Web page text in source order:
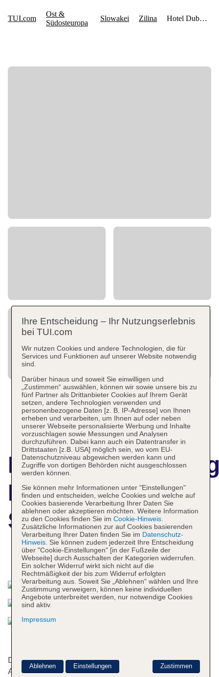
Hotel Dubná
Skala
Das bietet Ihre Unterkunft
Das Hotel bietet 37 Zimmer und verfügt über einen
Aufzug. Englischsprachiges Personal an der
Ihre Entscheidung – Ihr Nutzungserlebnis
bei TUI.com
Wir nutzen Cookies und andere Technologien, die für
Services und Funktionen auf unserer Website notwendig
sind.
Darüber hinaus und soweit Sie einwilligen und
„Zustimmen“ auswählen, können wir sowie unsere bis zu
fünf Partner als Drittanbieter Cookies auf Ihrem Gerät
setzen, andere Technologien verwenden und
personenbezogene Daten [z. B. IP-Adresse] von Ihnen
erheben und verarbeiten, um Ihnen auf oder neben
unserer Webseite personalisierte Werbung und Inhalte
vorzuschlagen sowie Messungen und Analysen
durchzuführen. Dabei kann auch ein Datentransfer in
Drittstaaten [z.B. USA] möglich sein, wo vom EU-
Datenschutzniveau abgewichen werden kann und
Zugriffe von dortigen Behörden nicht ausgeschlossen
werden können.
Sie können mehr Informationen unter "Einstellungen"
finden und entscheiden, welche Cookies und welche auf
Cookies basierende Verarbeitung Ihrer Daten Sie
ablehnen oder akzeptieren möchten. Weitere Information
zu den Cookies finden Sie im Cookie-Hinweis.
Zusätzliche Informationen zur auf Cookies basierenden
Verarbeitung Ihrer Daten finden Sie im Datenschutz-
Hinweis. Sie können zudem jederzeit Ihre Entscheidung
über "Cookie-Einstellungen" [in der Fußzeile der
Webseite] durch Ausschalten der Kategorien widerrufen.
Ein solcher Widerruf wirkt sich nicht auf die
Rechtmäßigkeit der bis zum Widerruf erfolgten
Verarbeitung aus. Soweit Sie „Ablehnen“ wählen und Ihre
Zustimmung verweigern, können keine individuellen
Angebote unterbreitet werden, nur notwendige Cookies
sind aktiv.
Impressum
Zustimmen
Ablehnen Einstellungen